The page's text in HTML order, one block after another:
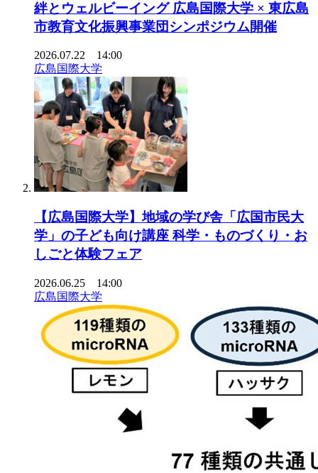
絆とウェルビーイング 広島国際大学 × 東広島
市教育文化振興事業団シンポジウム開催
2026.07.22 14:00
広島国際大学
【広島国際大学】地域の学び舎「広国市民大
学」の子ども向け講座 科学・ものづくり・お
しごと体験フェア
2026.06.25 14:00
広島国際大学